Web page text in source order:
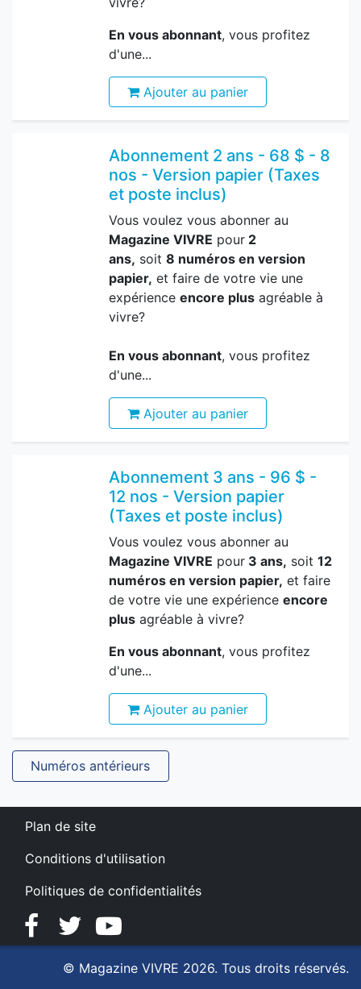
En vous abonnant, vous profitez
d'une...
Ajouter au panier
Abonnement 2 ans - 68 $ - 8
nos - Version papier (Taxes
et poste inclus)
Vous voulez vous abonner au
Magazine VIVRE pour2
ans, soit 8 numéros en version
papier, et faire de votre vie une
expérience encore plusagréable à
vivre?
En vous abonnant, vous profitez
d'une...
Ajouter au panier
Abonnement 3 ans - 96 $ -
12 nos - Version papier
(Taxes et poste inclus)
Vous voulez vous abonner au
Magazine VIVRE pour3 ans, soit 12
numéros en version papier, et faire
de votre vie une expérience encore
plusagréable à vivre?
En vous abonnant, vous profitez
d'une...
Ajouter au panier
Numéros antérieurs
Plan de site
Conditions d'utilisation
Politiques de confidentialités
FacebookTwitterYouTube
© Magazine VIVRE 2026. Tous droits réservés.